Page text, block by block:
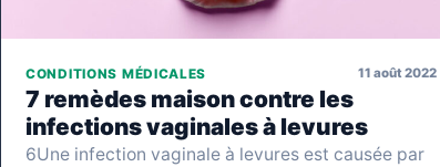
CONDITIONS MÉDICALES 11 août 2022
7 remèdes maison contre les
infections vaginales à levures
6Une infection vaginale à levures est causée par